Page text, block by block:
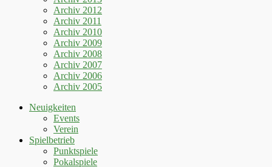
Archiv 2012
Archiv 2011
Archiv 2010
Archiv 2009
Archiv 2008
Archiv 2007
Archiv 2006
Archiv 2005
Neuigkeiten
Events
Verein
Spielbetrieb
Punktspiele
Pokalspiele